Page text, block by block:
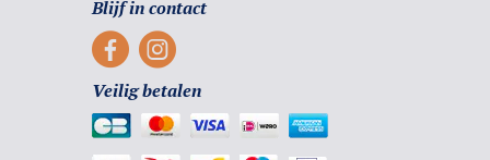
Blijf in contact
Veilig betalen